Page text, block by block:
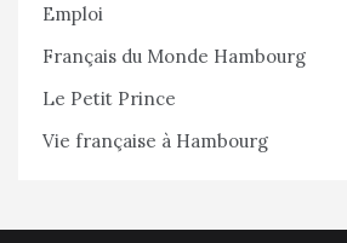
Emploi
Français du Monde Hambourg
Le Petit Prince
Vie française à Hambourg